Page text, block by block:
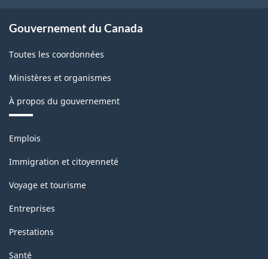
Gouvernement du Canada
Toutes les coordonnées
Ministères et organismes
À propos du gouvernement
Thèmes
sujets
Emplois
Immigration et citoyenneté
Voyage et tourisme
Entreprises
Prestations
Santé